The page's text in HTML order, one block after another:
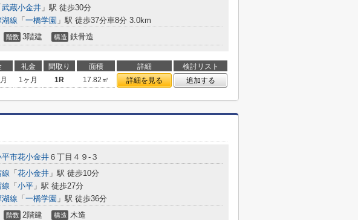
武蔵小金井 」駅 徒歩30分
線 「 一橋学園 」駅 徒歩37分車8分 3.0km
階数 3階建 構造 鉄骨造
礼金 間取り 面積 詳細
検討リスト
1ヶ月 1R 17.82㎡ 詳細を見る 追加する
平市花小金井 ６丁目４９-３
「 花小金井 」駅 徒歩10分
「 小平 」駅 徒歩27分
線 「 一橋学園 」駅 徒歩36分
階数 2階建 構造 木造